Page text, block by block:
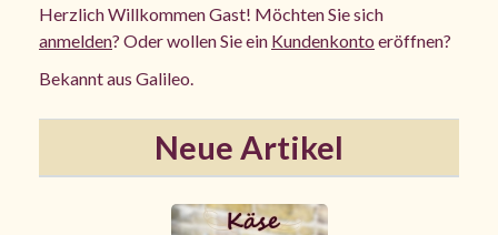
Herzlich WillkommenGast! Möchten Sie sich
anmelden? Oder wollen Sie ein Kundenkonto eröffnen?
Bekannt aus Galileo.
Neue Artikel